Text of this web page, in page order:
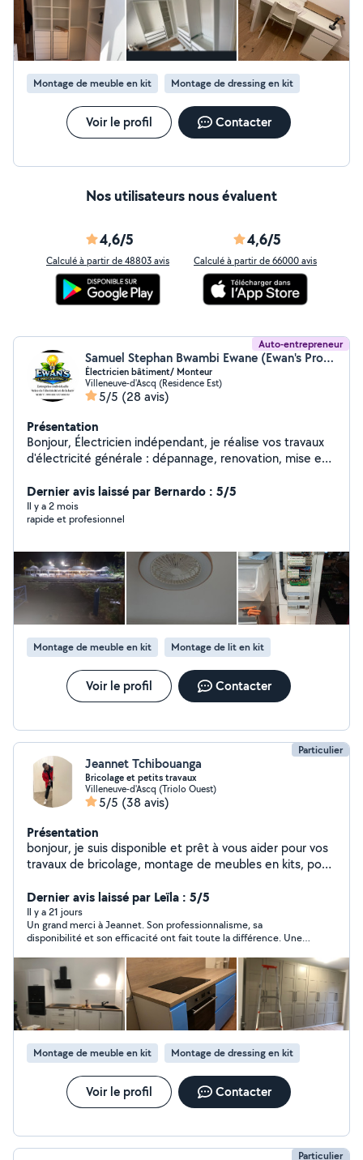
Montage de meuble en kit Montage de dressing en kit
Voir le profil Contacter
Nos utilisateurs nous évaluent
4,6/5
Calculé à partir de 48803 avis
4,6/5
Calculé à partir de 66000 avis
Auto-entrepreneur
Samuel Stephan Bwambi Ewane (Ewan's Pro Lighting EI)
Électricien bâtiment/ Monteur
Villeneuve-d'Ascq (Residence Est)
5/5 (28 avis)
Présentation
Bonjour, Électricien indépendant, je réalise vos travaux
d'électricité générale : dépannage, renovation, mise en
installation de prises, éclairages et lignes dédiées.
J'interviens sur Villeneuve-d'Ascq et les communes
voisines. Pour vos événements ( mariages, barbecues,
vous accompagne également pour vos installations
lumineuses festives. Devis gratuit - Intervention rapide
Votre satisfaction , notre priorité.
Dernier avis laissé par Bernardo : 5/5
Il y a 2 mois
rapide et profesionnel
Montage de meuble en kit Montage de lit en kit
Voir le profil Contacter
Particulier
Jeannet Tchibouanga
Bricolage et petits travaux
Villeneuve-d'Ascq (Triolo Ouest)
5/5 (38 avis)
Présentation
bonjour, je suis disponible et prêt à vous aider pour vos
travaux de bricolage, montage de meubles en kits, pose
respecte les délais, soigneux et professionnel. confiez
moi vos travaux, et profitez d'un résultat à la hauteur de
vos attentes.
Dernier avis laissé par Leïla : 5/5
Il y a 21 jours
Un grand merci à Jeannet. Son professionnalisme, sa
disponibilité et son efficacité ont fait toute la différence. Une
Montage de meuble en kit Montage de dressing en kit
Voir le profil Contacter
Particulier